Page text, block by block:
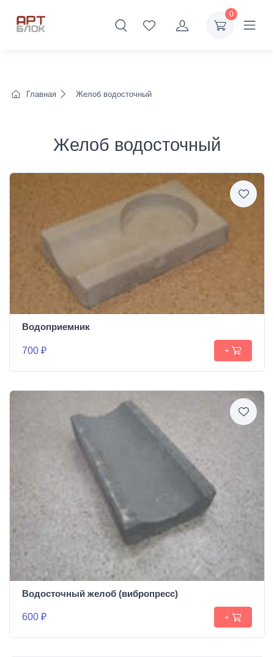
0
Главная Желоб водосточный
Желоб водосточный
Водоприемник
700 ₽ +
Водосточный желоб (вибропресс)
600 ₽ +